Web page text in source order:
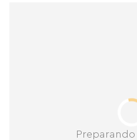
Preparando